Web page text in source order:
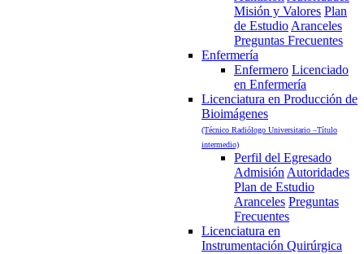
Misión y Valores Plan
de EstudioAranceles
Preguntas Frecuentes
Enfermería
Enfermero Licenciado
en Enfermería
Licenciatura en Producción de
Bioimágenes
(Técnico Radiólogo Universitario –Título
intermedio)
Perfil del Egresado
AdmisiónAutoridades
Plan de Estudio
Aranceles Preguntas
Frecuentes
Licenciatura en
Instrumentación Quirúrgica